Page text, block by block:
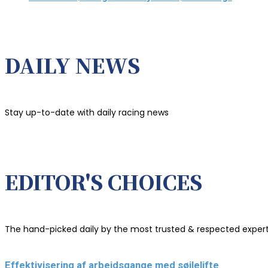
DAILY NEWS
Stay up-to-date with daily racing news
EDITOR'S CHOICES
The hand-picked daily by the most trusted & respected
Effektivisering af arbejdsgange med søjlelifte